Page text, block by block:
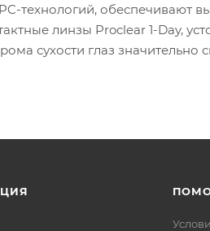
технологий, обеспечивают
линзы Proclear 1-Day,
сухости глаз значительно